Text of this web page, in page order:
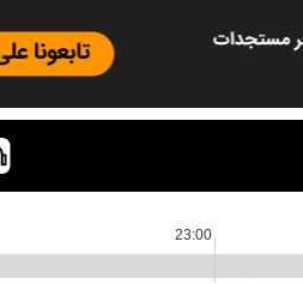
23:00